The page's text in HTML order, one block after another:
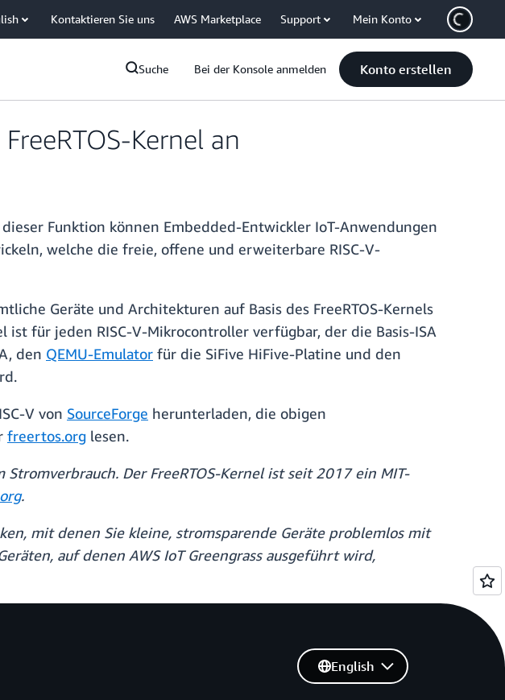
Kontaktieren Sie uns AWS Marketplace Support Mein Konto
Suche Bei der Konsole anmelden Konto erstellen
Kernel an
Funktion können Embedded-Entwickler IoT-Anwendungen
welche die freie, offene und erweiterbare RISC-V-
Geräte und Architekturen auf Basis des FreeRTOS-Kernels
für jeden RISC-V-Mikrocontroller verfügbar, der die Basis-ISA
den QEMU-Emulator für die SiFive HiFive-Platine und den
V von SourceForge herunterladen, die obigen
freertos.org lesen.
Der FreeRTOS-Kernel ist seit 2017 ein MIT-
.
mit denen Sie kleine, stromsparende Geräte problemlos mit
auf denen AWS IoT Greengrass ausgeführt wird,
English